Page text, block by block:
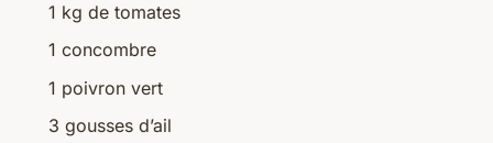
1 kg de tomates
1 concombre
1 poivron vert
3 gousses d’ail